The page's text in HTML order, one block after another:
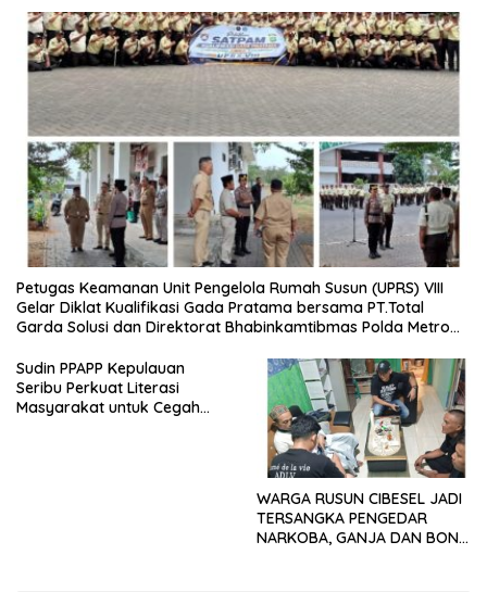
Petugas Keamanan Unit Pengelola Rumah Susun (UPRS) VIII
Gelar Diklat Kualifikasi Gada Pratama bersama PT.Total
Garda Solusi dan Direktorat Bhabinkamtibmas Polda Metro
Sudin PPAPP Kepulauan
Seribu Perkuat Literasi
Masyarakat untuk Cegah
WARGA RUSUN CIBESEL JADI
TERSANGKA PENGEDAR
NARKOBA, GANJA DAN BONG